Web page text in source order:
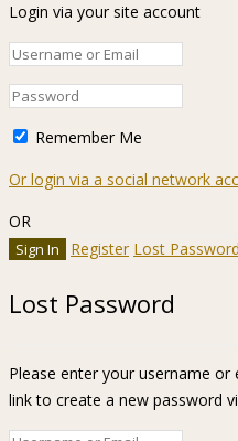
Login via your site account
Remember Me
Or login via a social network
OR
Register Lost Password
Lost Password
Please enter your username or
link to create a new password